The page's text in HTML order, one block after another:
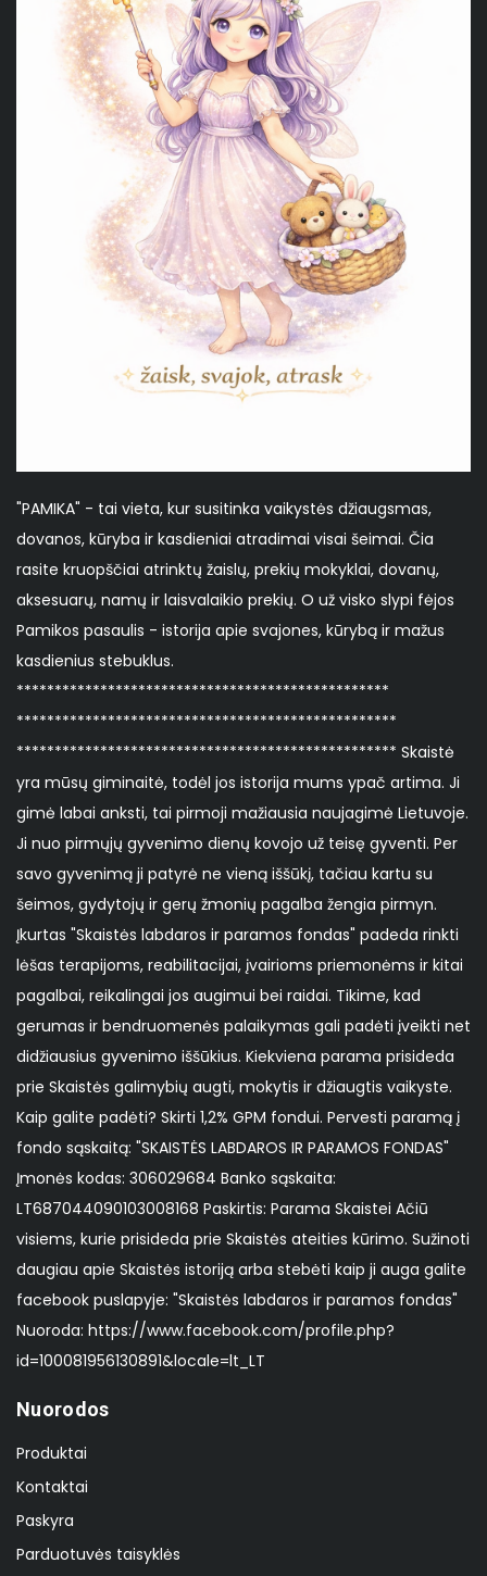
"PAMIKA" - tai vieta, kur susitinka vaikystės džiaugsmas,
dovanos, kūryba ir kasdieniai atradimai visai šeimai. Čia
rasite kruopščiai atrinktų žaislų, prekių mokyklai, dovanų,
aksesuarų, namų ir laisvalaikio prekių. O už visko slypi fėjos
Pamikos pasaulis - istorija apie svajones, kūrybą ir mažus
kasdienius stebuklus.
*************************************************
**************************************************
************************************************** Skaistė
yra mūsų giminaitė, todėl jos istorija mums ypač artima. Ji
gimė labai anksti, tai pirmoji mažiausia naujagimė Lietuvoje.
Ji nuo pirmųjų gyvenimo dienų kovojo už teisę gyventi. Per
savo gyvenimą ji patyrė ne vieną iššūkį, tačiau kartu su
šeimos, gydytojų ir gerų žmonių pagalba žengia pirmyn.
Įkurtas "Skaistės labdaros ir paramos fondas" padeda rinkti
lėšas terapijoms, reabilitacijai, įvairioms priemonėms ir kitai
pagalbai, reikalingai jos augimui bei raidai. Tikime, kad
gerumas ir bendruomenės palaikymas gali padėti įveikti net
didžiausius gyvenimo iššūkius. Kiekviena parama prisideda
prie Skaistės galimybių augti, mokytis ir džiaugtis vaikyste.
Kaip galite padėti? Skirti 1,2% GPM fondui. Pervesti paramą į
fondo sąskaitą: "SKAISTĖS LABDAROS IR PARAMOS FONDAS"
Įmonės kodas: 306029684 Banko sąskaita:
LT687044090103008168 Paskirtis: Parama Skaistei Ačiū
visiems, kurie prisideda prie Skaistės ateities kūrimo. Sužinoti
daugiau apie Skaistės istoriją arba stebėti kaip ji auga galite
facebook puslapyje: "Skaistės labdaros ir paramos fondas"
Nuoroda: https://www.facebook.com/profile.php?
id=100081956130891&locale=lt_LT
Nuorodos
Produktai
Kontaktai
Paskyra
Parduotuvės taisyklės